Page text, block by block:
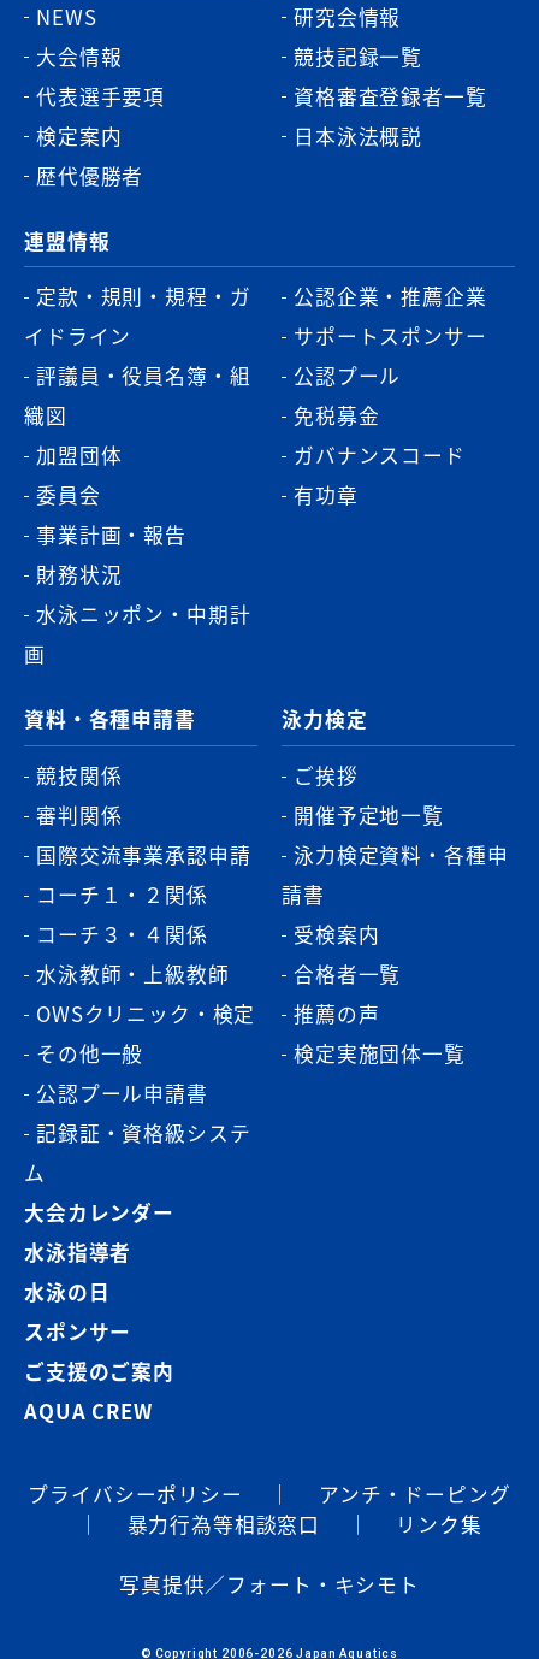
NEWS
大会情報
代表選手要項
検定案内
歴代優勝者
研究会情報
競技記録一覧
資格審査登録者一覧
日本泳法概説
連盟情報
定款・規則・規程・ガ
イドライン
評議員・役員名簿・組
織図
加盟団体
委員会
事業計画・報告
財務状況
水泳ニッポン・中期計
画
公認企業・推薦企業
サポートスポンサー
公認プール
免税募金
ガバナンスコード
有功章
資料・各種申請書
競技関係
審判関係
国際交流事業承認申請
コーチ１・２関係
コーチ３・４関係
水泳教師・上級教師
OWSクリニック・検定
その他一般
公認プール申請書
記録証・資格級システ
ム
泳力検定
ご挨拶
開催予定地一覧
泳力検定資料・各種申
請書
受検案内
合格者一覧
推薦の声
検定実施団体一覧
大会カレンダー
水泳指導者
水泳の日
スポンサー
ご支援のご案内
AQUA CREW
プライバシーポリシー ｜
アンチ・ドーピング
｜
暴⼒⾏為等相談窓⼝ ｜ リンク集
写真提供／フォート・キシモト
© Copyright 2006-2026 Japan Aquatics